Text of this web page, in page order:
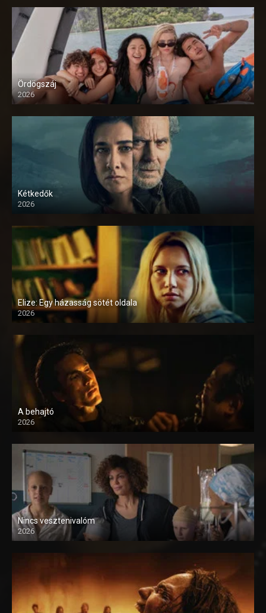
Ördögszáj
2026
Kétkedők
2026
Elize: Egy házasság sötét oldala
2026
A behajtó
2026
Nincs vesztenivalóm
2026